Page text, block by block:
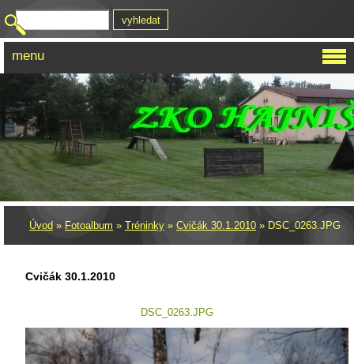
Úvod » Fotoalbum » Tréninky » Cvičák 30.1.2010 » DSC_0263.JPG
Cvičák 30.1.2010
DSC_0263.JPG
menu